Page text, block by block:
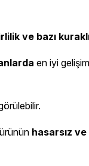
ve bazı
en iyi
hasarsız